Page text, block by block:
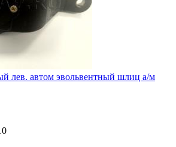
лев. автом эвольвентный шлиц а/м